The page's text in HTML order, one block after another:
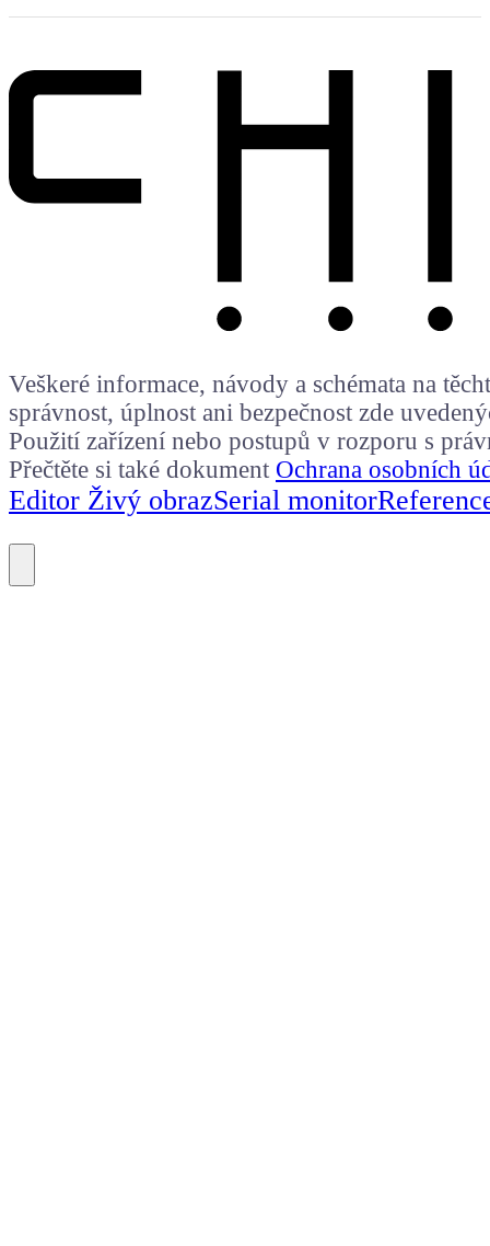
Veškeré informace, návody a schémata na
správnost, úplnost ani bezpečnost zde
Použití zařízení nebo postupů v rozporu s
Přečtěte si také dokument Ochrana osobních
Editor Živý obrazSerial monitor